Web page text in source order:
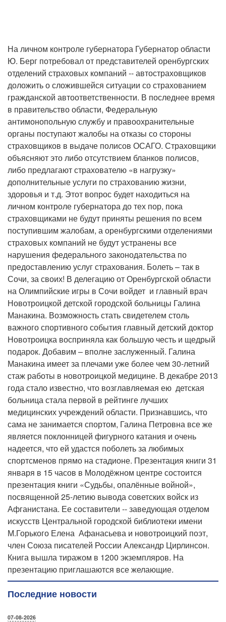
На личном контроле губернатора Губернатор области
Ю. Берг потребовал от представителей оренбургских
отделений страховых компаний -- автостраховщиков
доложить о сложившейся ситуации со страхованием
гражданской автоответственности. В последнее время
в правительство области, Федеральную
антимонопольную службу и правоохранительные
органы поступают жалобы на отказы со стороны
страховщиков в выдаче полисов ОСАГО. Страховщики
объясняют это либо отсутствием бланков полисов,
либо предлагают страхователю «в нагрузку»
дополнительные услуги по страхованию жизни,
здоровья и т.д. Этот вопрос будет находиться на
личном контроле губернатора до тех пор, пока
страховщиками не будут приняты решения по всем
поступившим жалобам, а оренбургскими отделениями
страховых компаний не будут устранены все
нарушения федерального законодательства по
предоставлению услуг страхования. Болеть – так в
Сочи, за своих! В делегацию от Оренбургской области
на Олимпийские игры в Сочи войдет и главный врач
Новотроицкой детской городской больницы Галина
Манакина. Возможность стать свидетелем столь
важного спортивного события главный детский доктор
Новотроицка восприняла как большую честь и щедрый
подарок. Добавим – вполне заслуженный. Галина
Манакина имеет за плечами уже более чем 30-летний
стаж работы в новотроицкой медицине. В декабре 2013
года стало известно, что возглавляемая ею детская
больница стала первой в рейтинге лучших
медицинских учреждений области. Признавшись, что
сама не занимается спортом, Галина Петровна все же
является поклонницей фигурного катания и очень
надеется, что ей удастся поболеть за любимых
спортсменов прямо на стадионе. Презентация книги 31
января в 15 часов в Молодёжном центре состоится
презентация книги «Судьбы, опалённые войной»,
посвященной 25-летию вывода советских войск из
Афганистана. Ее составители -- заведующая отделом
искусств Центральной городской библиотеки имени
М.Горького Елена Афанасьева и новотроицкий поэт,
член Союза писателей России Александр Цирлинсон.
Книга вышла тиражом в 1200 экземпляров. На
презентацию приглашаются все желающие.
Последние новости
07-08-2026